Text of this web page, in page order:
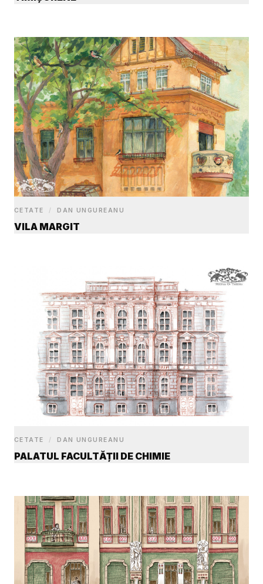
CETATE / DAN UNGUREANU
VILA MARGIT
CETATE / DAN UNGUREANU
PALATUL FACULTĂȚII DE CHIMIE